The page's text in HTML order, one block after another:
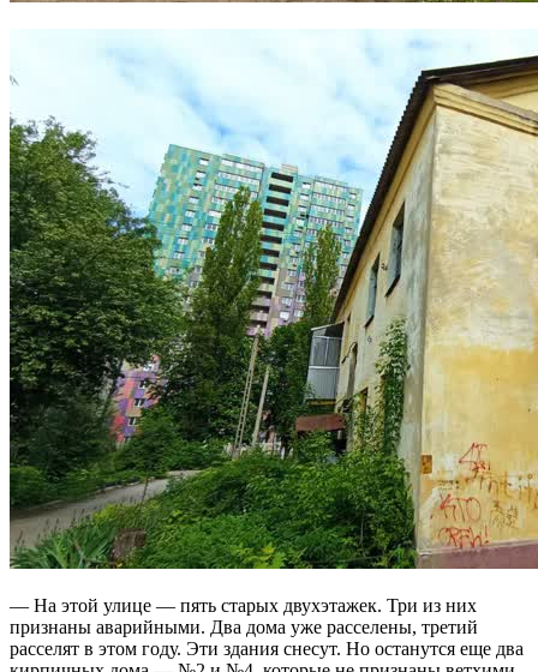
— На этой улице — пять старых двухэтажек. Три из них
признаны аварийными. Два дома уже расселены, третий
расселят в этом году. Эти здания снесут. Но останутся еще два